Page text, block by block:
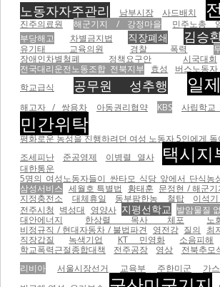
노동자자주관리 남부시장 사드배치
진주의료원 해군기지 / 강정마을
민주노총
부당해고
차별금지법 직장폐쇄 김승
유기태 교육의원 경찰 폭력
장애인차별철폐 정책요구안
시국대회
전국대리운전노동조합 전북지부
효성 버스노동자
학교급식
공무원 성추행 일
해고자 / 쌍용차
아동권리협약 KBS 사립학교
민간위탁
평화로운 농성을 진행하려던 여성 노동자 5인에게
조세피난
준공영제 이병렬 열사 택시지
대한통운
5명의 여성노동자들이 싼타모 식당 앞에서 단식농
삼성서비스 세월호 특별법 황태훈 문정현 / 해군
지정충전소
대체휴일 동부팜한농 철탑 이석
전주시청 벽성대 영양사 지평선학교 발암물질
대안에너지
한상렬 목사 체포
비정규직 / 현대자동차 / 불법파견
영전강 질의 최
직장갑질
녹색기업 KT 민영화 소음피해
학교폭력근절종합대책
전주공장 영상 전북추모
리비아
서울시장선거 교육부 주한미군 가스